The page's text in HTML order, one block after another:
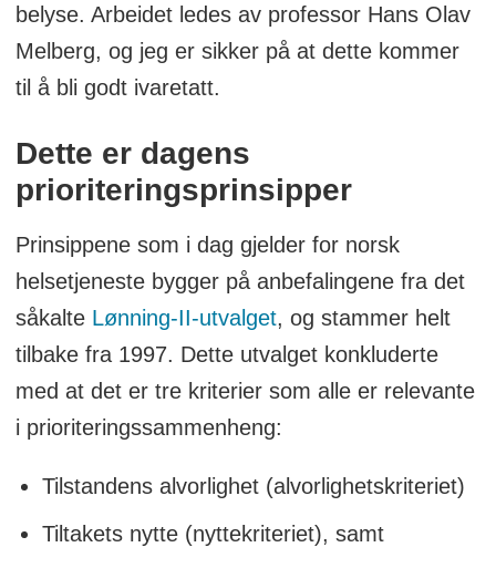
belyse. Arbeidet ledes av professor Hans Olav
Melberg, og jeg er sikker på at dette kommer
til å bli godt ivaretatt.
Dette er dagens
prioriteringsprinsipper
Prinsippene som i dag gjelder for norsk
helsetjeneste bygger på anbefalingene fra det
såkalte Lønning-II-utvalget, og stammer helt
tilbake fra 1997. Dette utvalget konkluderte
med at det er tre kriterier som alle er relevante
i prioriteringssammenheng:
Tilstandens alvorlighet (alvorlighetskriteriet)
Tiltakets nytte (nyttekriteriet), samt